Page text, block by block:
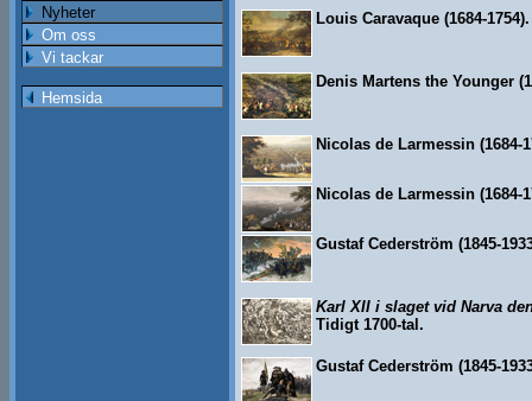
Nyheter
Om oss
Vi tackar
Hemsida
Louis Caravaque (1684-
Denis Martens the Younger
Nicolas de Larmessin (1684-
Nicolas de Larmessin (1684-
Gustaf Cederström (1845-
Karl XII i slaget vid Narva
Tidigt 1700-tal.
Gustaf Cederström (1845-